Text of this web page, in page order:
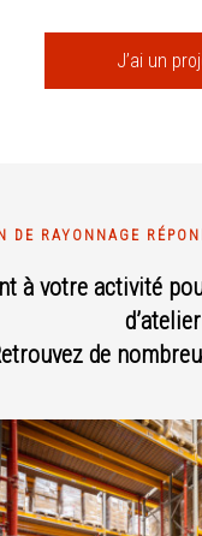
J’ai un
DE RAYONNAGE
à votre activité
de